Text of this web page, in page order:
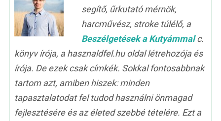
segítő, űrkutató mérnök,
harcművész, stroke túlélő, a
Beszélgetések a Kutyámmalc.
könyv írója, a hasznaldfel.hu oldal létrehozója és
írója. De ezek csak címkék. Sokkal fontosabbnak
tartom azt, amiben hiszek: minden
tapasztalatodat fel tudod használni önmagad
fejlesztésére és az életed szebbé tételére. Ezt a